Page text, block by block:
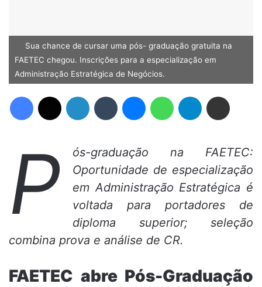
Sua chance de cursar uma pós- graduação gratuita na
FAETEC chegou. Inscrições para a especialização em
Administração Estratégica de Negócios.
P
ós-graduação na FAETEC:
Oportunidade de especialização
em Administração Estratégica é
voltada para portadores de
diploma superior; seleção
combina prova e análise de CR.
FAETEC abre Pós-Graduação